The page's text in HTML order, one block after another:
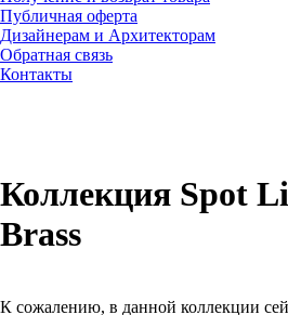
Публичная оферта
Дизайнерам и Архитекторам
Обратная связь
Контакты
Коллекция Spot
Brass
К сожалению, в данной коллекции